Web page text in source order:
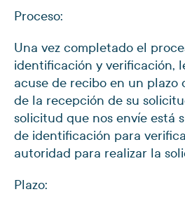
Proceso:
Una vez completado el
identificación y verificación,
acuse de recibo en un plazo
de la recepción de su
solicitud que nos envíe está
de identificación para
autoridad para realizar la
Plazo: